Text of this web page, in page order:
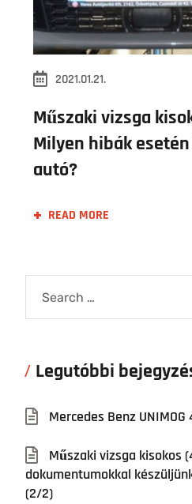
2021.01.21.
Műszaki vizsga
Milyen hibák
autó?
READ MORE
Legutóbbi
Mercedes Benz
Műszaki vizsga kisokos
dokumentumokkal
(2/2)